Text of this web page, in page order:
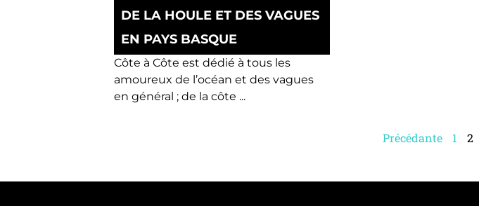
DE LA HOULE ET DES VAGUES
EN PAYS BASQUE
Côte à Côte est dédié à tous les
amoureux de l’océan et des vagues
en général ; de la côte ...
Précédante 1 2